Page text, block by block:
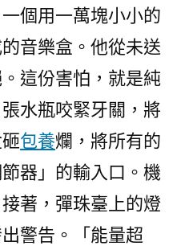
個用一萬塊小小的
音樂盒。他從未送
這份害怕，就是純
水瓶咬緊牙關，將
包養爛，將所有的
器」的輸入口。機
著，彈珠臺上的燈
警告。「能量超